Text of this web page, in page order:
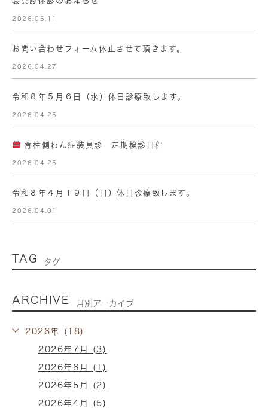
2026.05.11
お問い合わせフォーム休止させて頂きます。
2026.04.27
令和８年５月６日（水）休日診療致します。
2026.04.25
脊柱側わん症装具診 定期検診日程
2026.04.25
令和８年４月１９日（日）休日診療致します。
2026.04.01
TAG タグ
ARCHIVE 月別アーカイブ
2026年 (18)
2026年7月 (3)
2026年6月 (1)
2026年5月 (2)
2026年4月 (5)